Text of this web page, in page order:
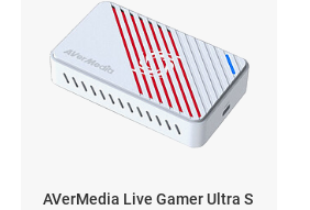
AVerMedia Live Gamer Ultra S